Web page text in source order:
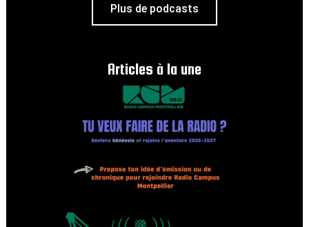
Plus de podcasts
Articles à la une